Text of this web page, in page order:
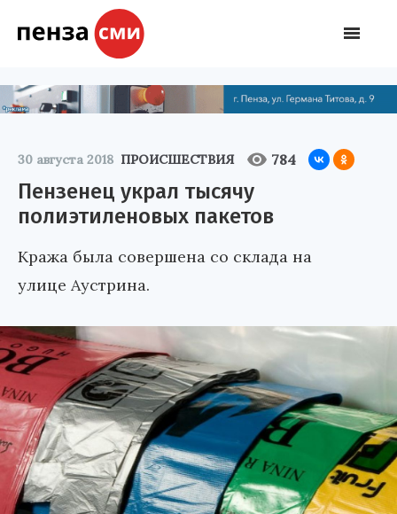
30 августа 2018 ПРОИСШЕСТВИЯ 784
Пензенец украл тысячу
полиэтиленовых пакетов
Кража была совершена со склада на
улице Аустрина.